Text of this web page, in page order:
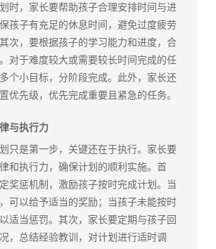
，家长要帮助孩子合理安排时间与进
孩子有充足的休息时间，避免过度疲劳
次，要根据孩子的学习能力和进度，合
对于难度较大或需要较长时间完成的任
个小目标，分阶段完成。此外，家长还
优先级，优先完成重要且紧急的任务。
与执行力
是第一步，关键还在于执行。家长要
和执行力，确保计划的顺利实施。首
奖惩机制，激励孩子按时完成计划。当
可以给予适当的奖励；当孩子未能按时
适当惩罚。其次，家长要定期与孩子回
，总结经验教训，对计划进行适时调